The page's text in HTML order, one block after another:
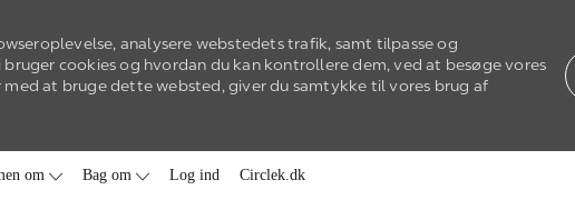
analysere webstedets trafik, samt tilpasse og
cookies og hvordan du kan kontrollere dem, ved at besøge vores
at bruge dette websted, giver du samtykke til vores brug af
om Bag om Log ind Circlek.dk